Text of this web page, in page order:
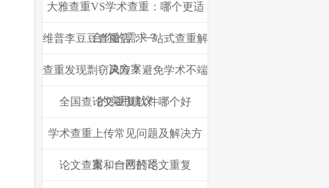
大雅查重VS学术查重：哪个更适
合你的需求？
维普李豆豆查重店：一站式查重解
决方案
查重发现剽窃风险？避免学术不端
的实用建议
全国查论文重复软件哪个好
学术查重上传常见问题及解决方
案，一网打尽
论文查重和自己的论文重复